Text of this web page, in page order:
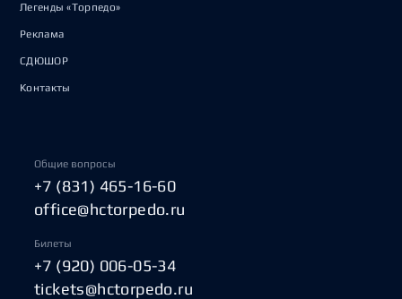
Легенды «Торпедо»
Реклама
СДЮШОР
Контакты
Общие вопросы
+7 (831) 465-16-60
office@hctorpedo.ru
Билеты
+7 (920) 006-05-34
tickets@hctorpedo.ru